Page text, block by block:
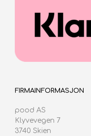
FIRMAINFORMASJON
pood AS
Klyvevegen 7
3740 Skien